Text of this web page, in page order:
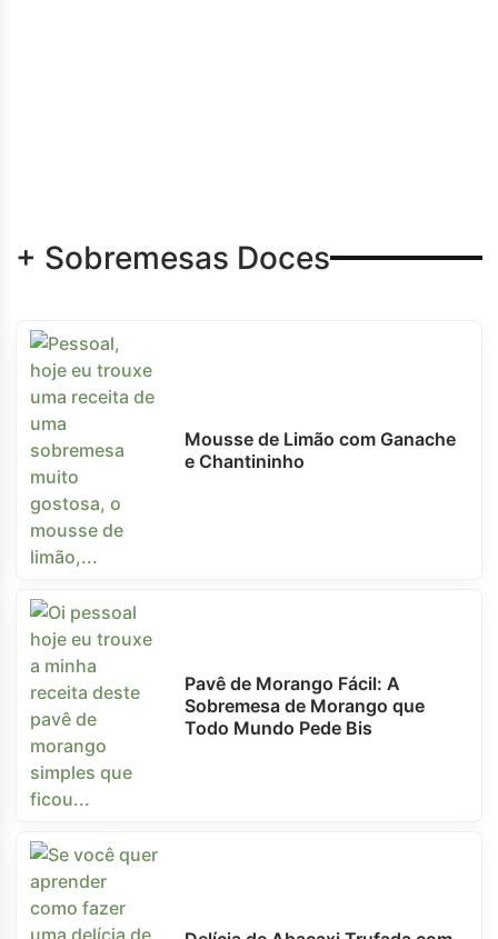
+ Sobremesas Doces
Mousse de Limão com Ganache
e Chantininho
Pavê de Morango Fácil: A
Sobremesa de Morango que
Todo Mundo Pede Bis